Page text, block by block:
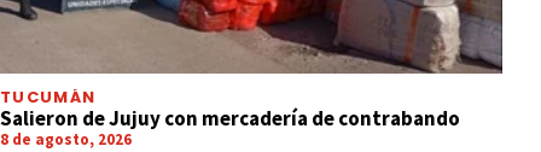
TUCUMÁN
Salieron de Jujuy con mercadería de contrabando
8 de agosto, 2026